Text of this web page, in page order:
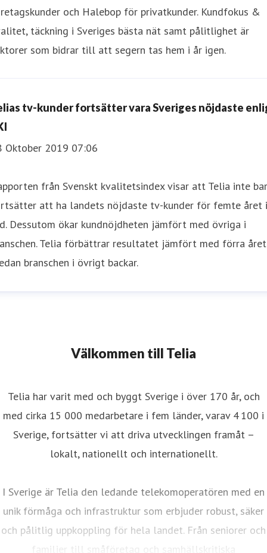
och Halebop för privatkunder. Kundfokus &
täckning i Sveriges bästa nät samt pålitlighet är
som bidrar till att segern tas hem i år igen.
tv-kunder fortsätter vara Sveriges nöjdaste
Oktober 2019 07:06
från Svenskt kvalitetsindex visar att Telia inte
att ha landets nöjdaste tv-kunder för femte året i
Dessutom ökar kundnöjdheten jämfört med övriga i
Telia förbättrar resultatet jämfört med förra
branschen i övrigt backar.
Välkommen till Telia
Telia har varit med och byggt Sverige i över 170 år, och
med cirka 15 000 medarbetare i fem länder, varav 4 100 i
Sverige, fortsätter vi att driva utvecklingen framåt –
lokalt, nationellt och internationellt.
I Sverige är Telia den ledande telekomoperatören med en
unik förmåga och infrastruktur som erbjuder robust, säker
och pålitlig uppkoppling för hela landet. Från seniorer och
familjer till småföretag och samhällskritiska